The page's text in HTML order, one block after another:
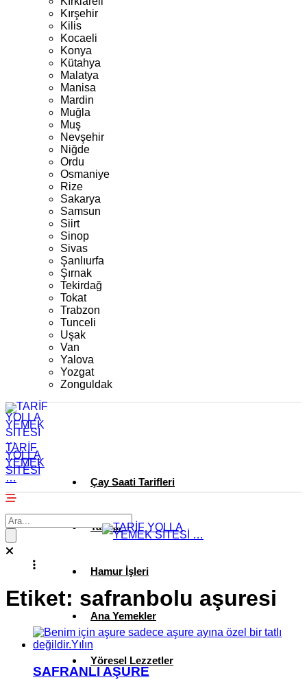
Kırşehir
Kilis
Kocaeli
Konya
Kütahya
Malatya
Manisa
Mardin
Muğla
Muş
Nevşehir
Niğde
Ordu
Osmaniye
Rize
Sakarya
Samsun
Siirt
Sinop
Sivas
Şanlıurfa
Şırnak
Tekirdağ
Tokat
Trabzon
Tunceli
Uşak
Van
Yalova
Yozgat
Zonguldak
TARİF
YOLLA
YEMEK
SİTESİ
… Çay Saati Tarifleri
Tatlılar
Hamur İşleri
Ana Yemekler
Yöresel Lezzetler
Etiket: safranbolu aşuresi
SAFRANLI AŞURE